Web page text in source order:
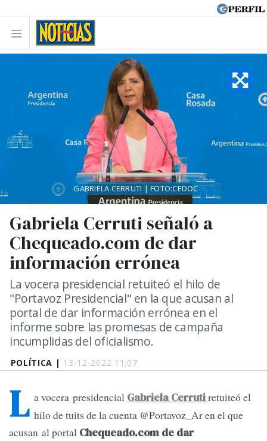
POLÍTICA | 13-12-2022 11:07
Gabriela Cerruti señaló a
Chequeado.com de dar
información errónea
La vocera presidencial retuiteó el hilo de
"Portavoz Presidencial" en la que acusan al
portal de dar información errónea en el
informe sobre las promesas de campaña
incumplidas del oficialismo.
GABRIELA CERRUTI | FOTO:CEDOC
L a vocera presidencial Gabriela Cerrutiretuiteó el
hilo de tuits de la cuenta @Portavoz_Ar en el que
acusan al portal Chequeado.com de dar